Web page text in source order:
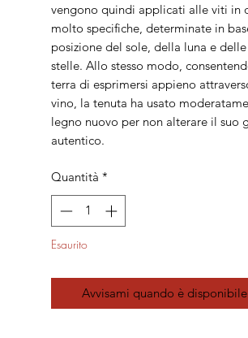
vengono quindi applicati alle viti in
molto specifiche, determinate in
posizione del sole, della luna e delle
stelle. Allo stesso modo,
terra di esprimersi appieno
vino, la tenuta ha usato
legno nuovo per non alterare il suo
autentico.
Quantità *
Esaurito
Avvisami quando è disponibile